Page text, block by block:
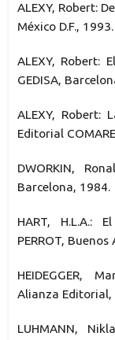
ALEXY, Robert:
México D.F., 1993.
ALEXY, Robert:
GEDISA,
ALEXY, Robert:
Editorial
DWORKIN,
Barcelona, 1984.
HART, H.L.A.:
PERROT,
HEIDEGGER,
Alianza
LUHMANN,